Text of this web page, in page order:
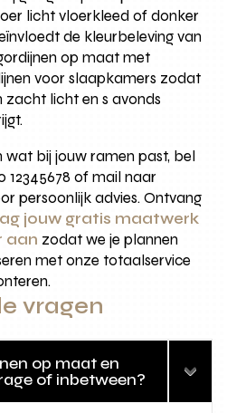
licht vloerkleed of donker
de kleurbeleving van
op maat met
voor slaapkamers zodat
licht en s avonds
bij jouw ramen past, bel
of mail naar
persoonlijk advies. Ontvang
jouw gratis maatwerk
aan zodat we je plannen
met onze totaalservice
vragen
op maat en
of inbetween?